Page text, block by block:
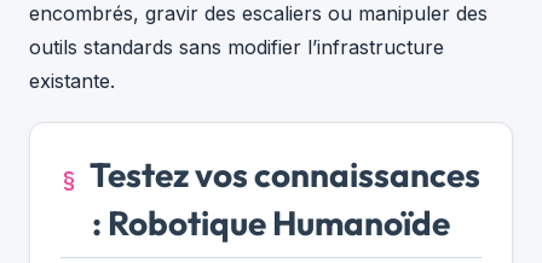
encombrés, gravir des escaliers ou manipuler des
outils standards sans modifier l’infrastructure
existante.
Testez vos connaissances
: Robotique Humanoïde